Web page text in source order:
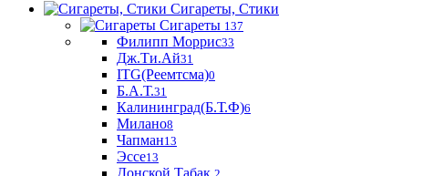
Сигареты, Стики
Сигареты 137
Филипп Моррис33
Дж.Ти.Ай31
ITG(Реемтсма)0
Б.А.Т.31
Калининград(Б.Т.Ф)6
Милано8
Чапман13
Эссе13
Донской Табак